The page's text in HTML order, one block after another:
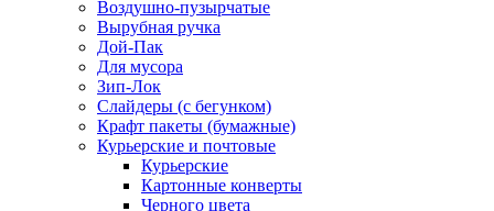
Воздушно-пузырчатые
Вырубная ручка
Дой-Пак
Для мусора
Зип-Лок
Слайдеры (с бегунком)
Крафт пакеты (бумажные)
Курьерские и почтовые
Курьерские
Картонные конверты
Черного цвета